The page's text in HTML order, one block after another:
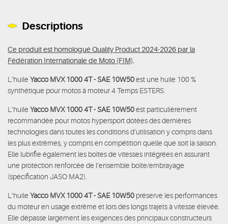
Descriptions
Ce produit est homologué Quality Product 2024-2026 par la
Fédération Internationale de Moto (FIM).
L’huile Yacco MVX 1000 4T - SAE 10W50est une huile 100 %
synthétique pour motos à moteur 4 Temps ESTERS.
L’huile Yacco MVX 1000 4T - SAE 10W50est particulièrement
recommandée pour motos hypersport dotées des dernières
technologies dans toutes les conditions d’utilisation y compris dans
les plus extrêmes, y compris en compétition quelle que soit la saison.
Elle lubrifie également les boîtes de vitesses intégrées en assurant
une protection renforcée de l’ensemble boîte/embrayage
(spécification JASO MA2).
L’huile Yacco MVX 1000 4T - SAE 10W50 préserve les performances
du moteur en usage extrême et lors des longs trajets à vitesse élevée.
Elle dépasse largement les exigences des principaux constructeurs